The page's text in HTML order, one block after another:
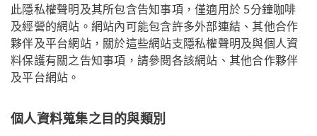
此隱私權聲明及其所包含告知事項，僅適用於 5分鐘咖啡
及經營的網站。網站內可能包含許多外部連結、其他合作
夥伴及平台網站，關於這些網站支隱私權聲明及與個人資
料保護有關之告知事項，請參閱各該網站、其他合作夥伴
及平台網站。
個人資料蒐集之目的與類別